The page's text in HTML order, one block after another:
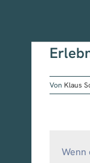
Von Klaus
Wenn